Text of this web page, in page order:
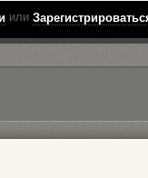
или